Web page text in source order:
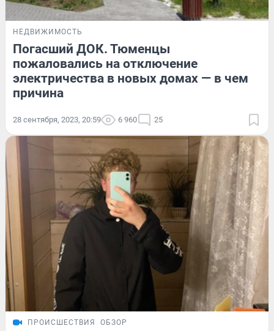
НЕДВИЖИМОСТЬ
Погасший ДОК. Тюменцы
пожаловались на отключение
электричества в новых домах — в чем
причина
28 сентября, 2023, 20:59 6 960 25
ПРОИСШЕСТВИЯ ОБЗОР